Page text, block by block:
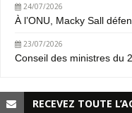
24/07/2026
À l’ONU, Macky Sall
23/07/2026
Conseil des ministres du
RECEVEZ TOUTE